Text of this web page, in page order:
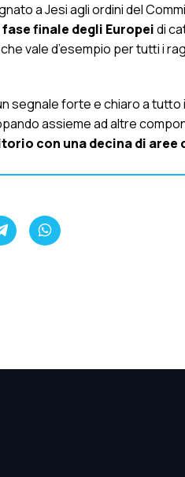
a Jesi agli ordini del
fase finale degli Europeidi
vale d’esempio per tutti i
segnale forte e chiaro a tutto
assieme ad altre
con una decina di aree